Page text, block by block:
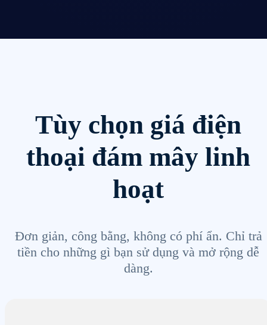
Tùy chọn giá điện
thoại đám mây linh
hoạt
Đơn giản, công bằng, không có phí ẩn. Chỉ trả
tiền cho những gì bạn sử dụng và mở rộng dễ
dàng.